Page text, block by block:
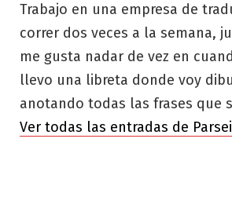
Trabajo en una empresa de
correr dos veces a la semana,
me gusta nadar de vez en
llevo una libreta donde voy
anotando todas las frases que
Ver todas las entradas de